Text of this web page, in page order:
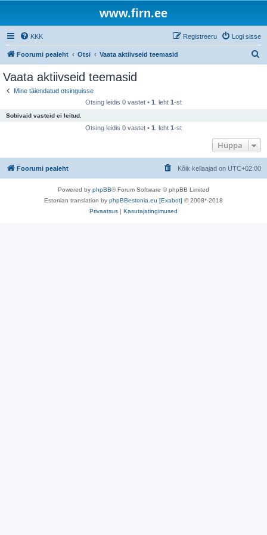
www.firn.ee
KKK Logi sisse
Registreeru
Foorumi pealeht Otsi Vaata aktiivseid teemasid
Vaata aktiivseid teemasid
Mine täiendatud otsinguisse
Otsing leidis 0 vastet • 1 . leht 1-st
Sobivaid vasteid ei leitud.
Otsing leidis 0 vastet • 1 . leht 1-st
Hüppa
Foorumi pealeht Kõik kellaajad on UTC+02:00
Powered by phpBB® Forum Software © phpBB Limited
Estonian translation by phpBBestonia.eu [Exabot] © 2008*-2018
Privaatsus | Kasutajatingimused